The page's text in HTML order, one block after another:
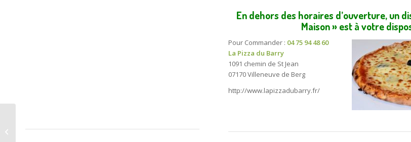
En dehors des horaires d’ouverture, un
Maison » est à votre
Pour Commander : 04 75 94 48 60
La Pizza du Barry
1091 chemin de St Jean
07170 Villeneuve de Berg
http://www.lapizzadubarry.fr/
coiffure Villeneuve de